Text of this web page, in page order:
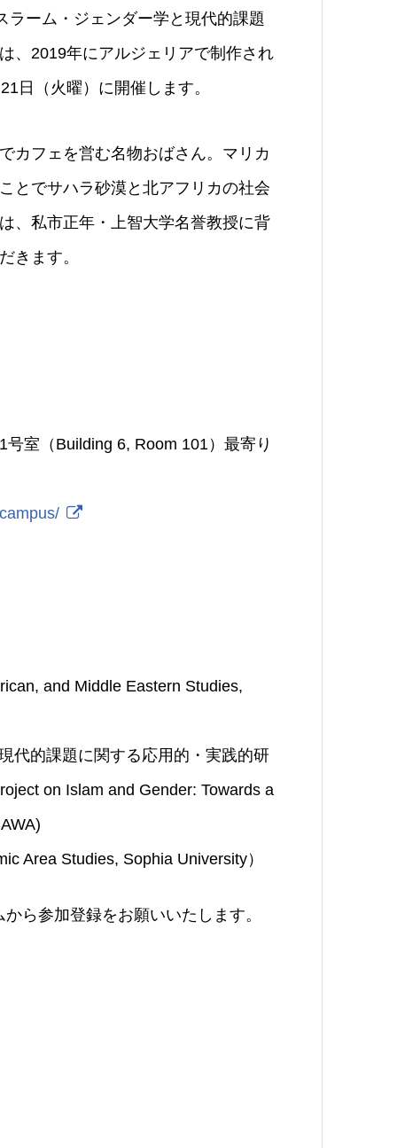
ーム・ジェンダー学と現代的課題
、2019年にアルジェリアで制作され
日（火曜）に開催します。
カフェを営む名物おばさん。マリカ
とでサハラ砂漠と北アフリカの社会
、私市正年・上智大学名誉教授に背
きます。
室（Building 6, Room 101）最寄り
and Middle Eastern Studies,
代的課題に関する応用的・実践的研
on Islam and Gender: Towards a
Area Studies, Sophia University）
ら参加登録をお願いいたします。